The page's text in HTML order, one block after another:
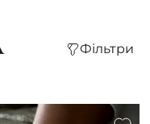
Фільтри